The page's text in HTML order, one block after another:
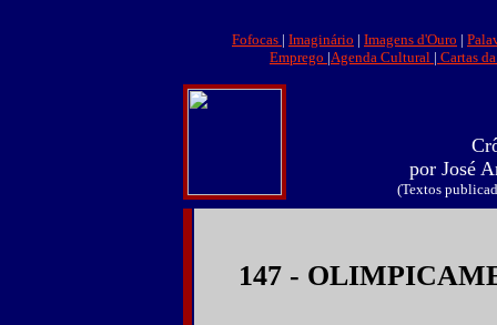
Fofocas | Imaginário | Imagens d'Ouro |
Emprego |Agenda Cultural | Cartas
por José
(Textos
147 -